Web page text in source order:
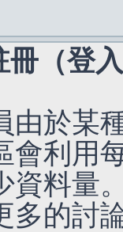
冊（登
由於某
會利用
資料量
多的討